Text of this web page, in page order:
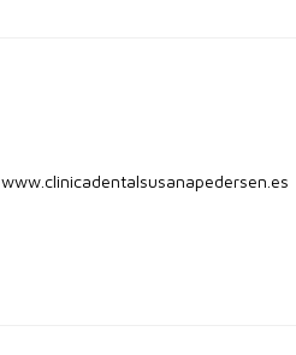
www.clinicadentalsusanapedersen.es